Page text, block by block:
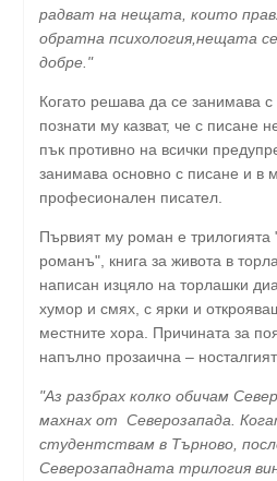
радват на нещата, които
обратна психология,нещата
добре."
Когато решава да се занимава с
познати му казват, че с писане
пък противно на всички
занимава основно с писане и в
професионален писател.
Първият му роман е трилогията
романъ", книга за живота в
написан изцяло на торлашки
хумор и смях, с ярки и
местните хора. Причината за
напълно прозаична –
"Аз разбрах колко обичам
махнах от Северозапада.
студентствам в Търново,
Северозападната трилогия